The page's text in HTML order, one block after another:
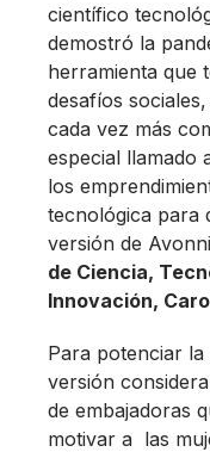
científico
demostró la
herramienta que
desafíos
cada vez más
especial llamado
los
tecnológica para
versión de
de Ciencia,
Innovación,
Para potenciar
versión
de embajadoras
motivar a las